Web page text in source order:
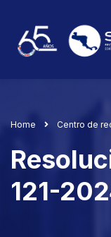
Home Centro de
121-